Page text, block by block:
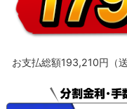
お支払総額193,210円（